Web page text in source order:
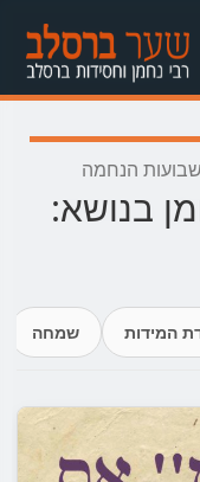
שבועות הנחמה
בנושא:
המידות שמחה